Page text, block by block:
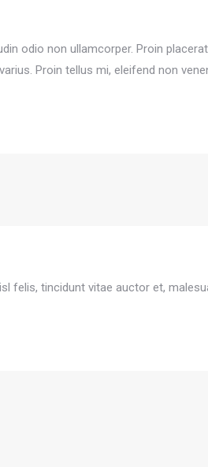
odio non ullamcorper. Proin
Proin tellus mi, eleifend non
felis, tincidunt vitae auctor et,